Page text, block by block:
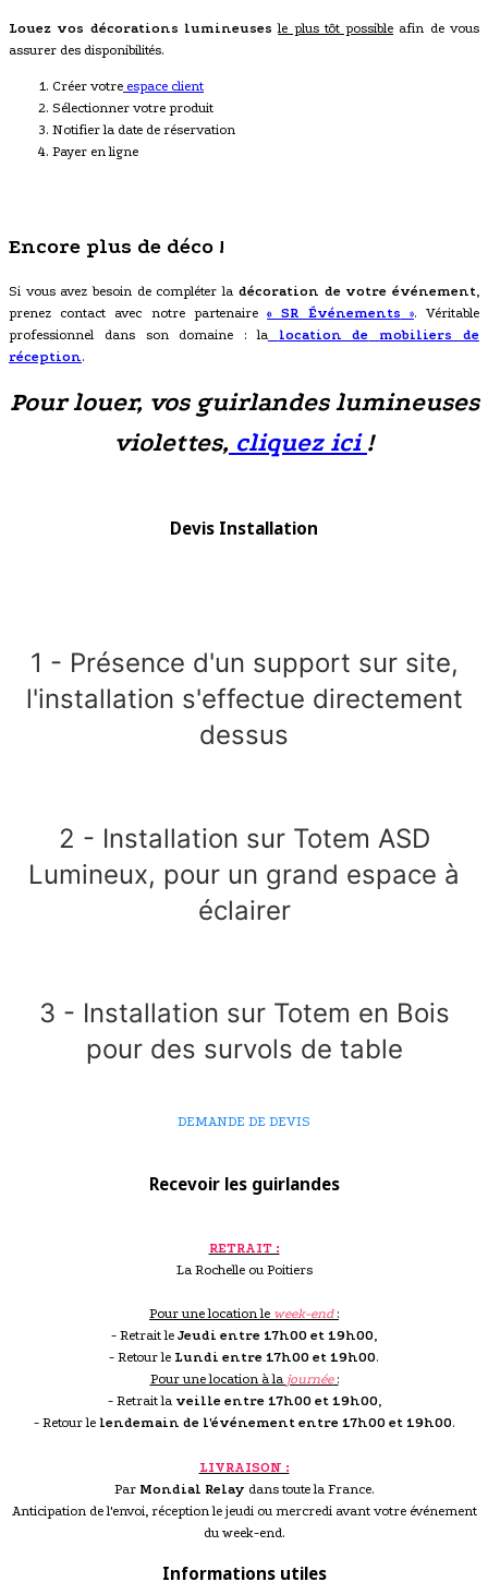
Louez vos décorations lumineusesle plus tôt possible afin de vous
assurer des disponibilités.
Créer votre espace client
Sélectionner votre produit
Notifier la date de réservation
Payer en ligne
Encore plus de déco !
Si vous avez besoin de compléter la décoration de votre événement,
prenez contact avec notre partenaire« SR Événements ». Véritable
professionnel dans son domaine : la
location de
mobiliers de
réception.
Pour louer, vos guirlandes lumineuses
violettes, cliquez ici!
Devis Installation
1 - Présence d'un support sur site,
l'installation s'effectue directement
dessus
2 - Installation sur Totem ASD
Lumineux, pour un grand espace à
éclairer
3 - Installation sur Totem en Bois
pour des survols de table
DEMANDE DE DEVIS
Recevoir les guirlandes
RETRAIT :
La Rochelle ou Poitiers
Pour une location le week-end:
- Retrait le Jeudi entre 17h00 et 19h00
- Retour le Lundi entre 17h00 et 19h00.
Pour une location à la journée:
- Retrait la veille entre 17h00 et 19h00,
- Retour le lendemain de l'événement entre 17h00 et 19h00.
LIVRAISON :
Par Mondial Relay dans toute la France.
Anticipation de l'envoi, réception le jeudi ou mercredi avant votre événement
du week-end.
Informations utiles